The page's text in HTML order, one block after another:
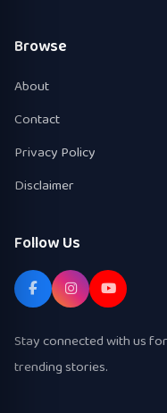
Browse
About
Contact
Privacy Policy
Disclaimer
Follow Us
Stay connected with us
trending stories.